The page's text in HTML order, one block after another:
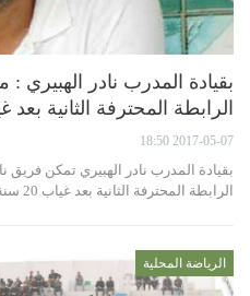
بقيادة المدرب نادر
الرابطة المحترفة الثانية
2017-05-07 18:50
بقيادة المدرب نادر الهبيري تمكن
الرابطة المحترفة الثانية بعد غياب 20 سنة…
الرياضة المحلية